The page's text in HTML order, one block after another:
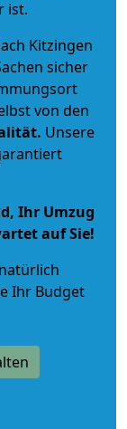
ist.
Kitzingen
sicher
von den
. Unsere
Ihr Umzug
auf Sie!
Ihr Budget